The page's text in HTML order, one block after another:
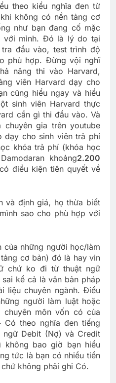
theo kiểu nghĩa đen từ
không có nền tảng cơ
như bạn đang cố mặc
với mình. Đó là lý do tại
đầu vào, test trình độ
phù hợp. Đừng vội nghĩ
năng thi vào Harvard,
viên Harvard dạy cho
cũng hiểu ngay và hiểu
sinh viên Harvard thực
cần gì thi đầu vào. Và
gia trên youtube
dạy cho sinh viên trả phí
khóa trả phí (khóa học
khoảng2.200
điều kiện tiên quyết về
và định giá, họ thừa biết
sao cho phù hợp với
những người học/làm
cơ bản) đó là hay vin
chứ ko đi từ thuật ngữ
kể cả là văn bản pháp
liệu chuyên ngành. Điều
người làm luật hoặc
môn vốn có của
Có theo nghĩa đen tiếng
Debit (Nợ) và Credit
không bao giờ bạn hiểu
tức là bạn có nhiều tiền
không phải ghi Có.